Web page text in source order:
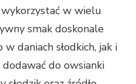
w wielu
smak doskonale
daniach słodkich, jak i
do owsianki